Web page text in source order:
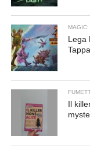
Lega
Il